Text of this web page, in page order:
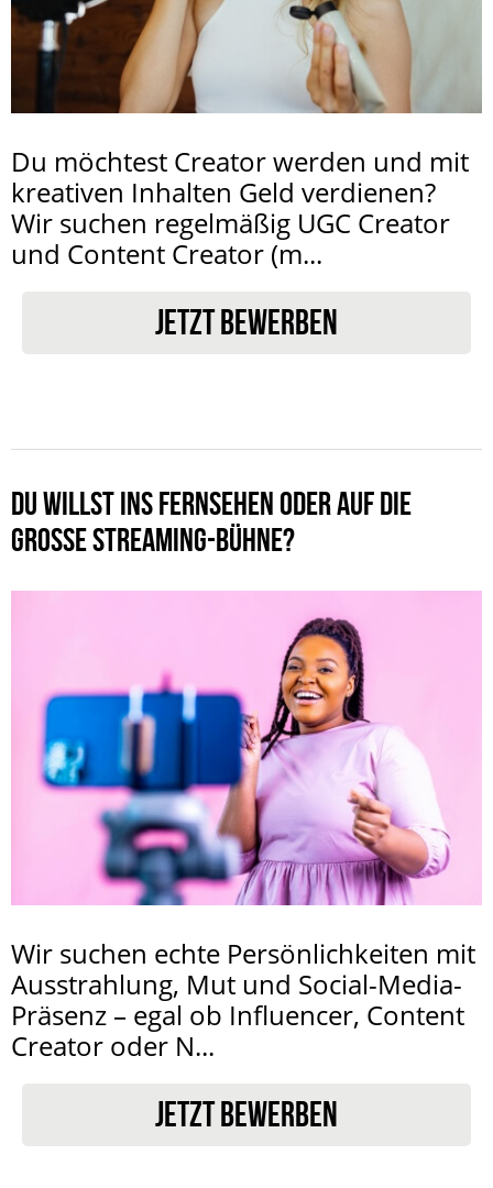
Du möchtest Creator werden und mit
kreativen Inhalten Geld verdienen?
Wir suchen regelmäßig UGC Creator
und Content Creator (m...
JETZT BEWERBEN
DU WILLST INS FERNSEHEN ODER AUF DIE
GROSSE STREAMING-BÜHNE?
Wir suchen echte Persönlichkeiten mit
Ausstrahlung, Mut und Social-Media-
Präsenz – egal ob Influencer, Content
Creator oder N...
JETZT BEWERBEN